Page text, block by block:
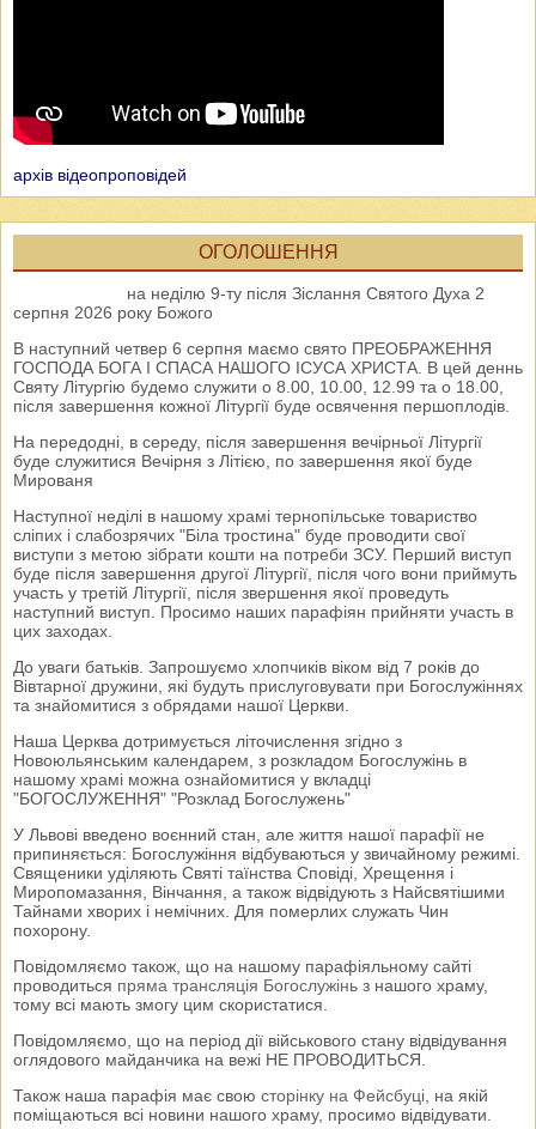
архів відеопроповідей
ОГОЛОШЕННЯ
на неділю 9-ту після Зіслання Святого Духа 2
серпня 2026 року Божого
В наступний четвер 6 серпня маємо свято ПРЕОБРАЖЕННЯ
ГОСПОДА БОГА І СПАСА НАШОГО ІСУСА ХРИСТА. В цей деннь
Святу Літургію будемо служити о 8.00, 10.00, 12.99 та о 18.00,
після завершення кожної Літургії буде освячення першоплодів.
На передодні, в середу, після завершення вечірньої Літургії
буде служитися Вечірня з Літією, по завершення якої буде
Мированя
Наступної неділі в нашому храмі тернопільське товариство
сліпих і слабозрячих "Біла тростина" буде проводити свої
виступи з метою зібрати кошти на потреби ЗСУ. Перший виступ
буде після завершення другої Літургії, після чого вони приймуть
участь у третій Літургії, після звершення якої проведуть
наступний виступ. Просимо наших парафіян прийняти участь в
цих заходах.
До уваги батьків. Запрошуємо хлопчиків віком від 7 років до
Вівтарної дружини, які будуть прислуговувати при Богослужіннях
та знайомитися з обрядами нашої Церкви.
Наша Церква дотримується літочислення згідно з
Новоюльянським календарем, з розкладом Богослужінь в
нашому храмі можна ознайомитися у вкладці
"БОГОСЛУЖЕННЯ" "Розклад Богослужень"
У Львові введено воєнний стан, але життя нашої парафії не
припиняється: Богослужіння відбуваються у звичайному режимі.
Священики уділяють Святі таїнства Сповіді, Хрещення і
Миропомазання, Вінчання, а також відвідують з Найсвятішими
Тайнами хворих і немічних. Для померлих служать Чин
похорону.
Повідомляємо також, що на нашому парафіяльному сайті
проводиться пряма трансляція Богослужінь з нашого храму,
тому всі мають змогу цим скористатися.
Повідомляємо, що на період дії військового стану відвідування
оглядового майданчика на вежі НЕ ПРОВОДИТЬСЯ.
Також наша парафія має свою сторінку на Фейсбуці, на якій
поміщаються всі новини нашого храму, просимо відвідувати.